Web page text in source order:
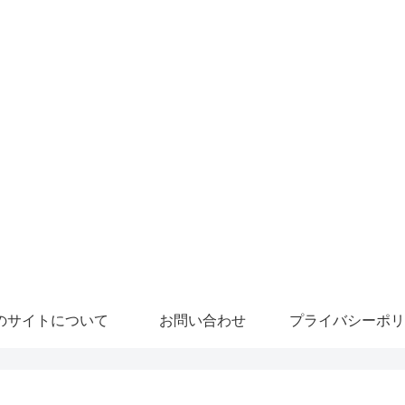
サイトについて お問い合わせ プライバシーポ